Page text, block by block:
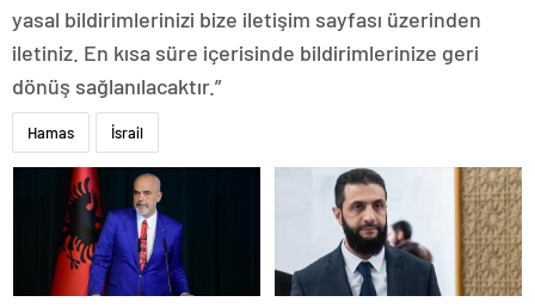
yasal bildirimlerinizi bize iletişim sayfası üzerinden
iletiniz. En kısa süre içerisinde bildirimlerinize geri
dönüş sağlanılacaktır.”
Hamas İsrail